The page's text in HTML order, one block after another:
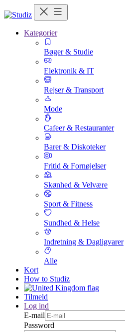
Kategorier
Bøger & Studie
Elektronik & IT
Rejser & Transport
Mode
Cafeer & Restauranter
Barer & Diskoteker
Fritid & Fornøjelser
Skønhed & Velvære
Sport & Fitness
Sundhed & Helse
Indretning & Dagligvarer
Alle
Kort
How to Studiz
Tilmeld
Log ind
E-mail
Password